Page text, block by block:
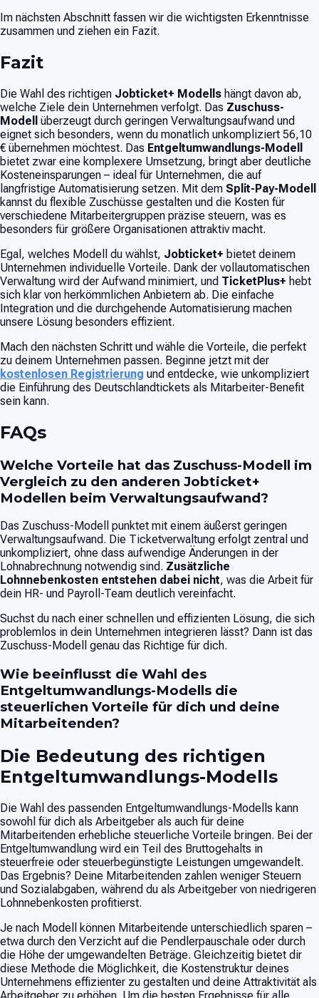
Im nächsten Abschnitt fassen wir die wichtigsten Erkenntnisse
zusammen und ziehen ein Fazit.
Fazit
Die Wahl des richtigen Jobticket+ Modells hängt davon ab,
welche Ziele dein Unternehmen verfolgt. Das Zuschuss-
Modell
überzeugt durch geringen Verwaltungsaufwand und
eignet sich besonders, wenn du monatlich unkompliziert 56,10
€ übernehmen möchtest. Das Entgeltumwandlungs-Modell
bietet zwar eine komplexere Umsetzung, bringt aber deutliche
Kosteneinsparungen – ideal für Unternehmen, die auf
langfristige Automatisierung setzen. Mit dem Split-Pay-Modell
kannst du flexible Zuschüsse gestalten und die Kosten für
verschiedene Mitarbeitergruppen präzise steuern, was es
besonders für größere Organisationen attraktiv macht.
Egal, welches Modell du wählst, Jobticket+ bietet deinem
Unternehmen individuelle Vorteile. Dank der vollautomatischen
Verwaltung wird der Aufwand minimiert, und TicketPlus+ hebt
sich klar von herkömmlichen Anbietern ab. Die einfache
Integration und die durchgehende Automatisierung machen
unsere Lösung besonders effizient.
Mach den nächsten Schritt und wähle die Vorteile, die perfekt
zu deinem Unternehmen passen. Beginne jetzt mit der
kostenlosen Registrierung und entdecke, wie unkompliziert
die Einführung des Deutschlandtickets als Mitarbeiter-Benefit
sein kann.
FAQs
Welche Vorteile hat das Zuschuss-Modell im
Vergleich zu den anderen Jobticket+
Modellen beim Verwaltungsaufwand?
Das Zuschuss-Modell punktet mit einem äußerst geringen
Verwaltungsaufwand. Die Ticketverwaltung erfolgt zentral und
unkompliziert, ohne dass aufwendige Änderungen in der
Lohnabrechnung notwendig sind. Zusätzliche
Lohnnebenkosten entstehen dabei nicht, was die Arbeit für
dein HR- und Payroll-Team deutlich vereinfacht.
Suchst du nach einer schnellen und effizienten Lösung, die sich
problemlos in dein Unternehmen integrieren lässt? Dann ist das
Zuschuss-Modell genau das Richtige für dich.
Wie beeinflusst die Wahl des
Entgeltumwandlungs-Modells die
steuerlichen Vorteile für dich und deine
Mitarbeitenden?
Die Bedeutung des richtigen
Entgeltumwandlungs-Modells
Die Wahl des passenden Entgeltumwandlungs-Modells kann
sowohl für dich als Arbeitgeber als auch für deine
Mitarbeitenden erhebliche steuerliche Vorteile bringen. Bei der
Entgeltumwandlung wird ein Teil des Bruttogehalts in
steuerfreie oder steuerbegünstigte Leistungen umgewandelt.
Das Ergebnis? Deine Mitarbeitenden zahlen weniger Steuern
und Sozialabgaben, während du als Arbeitgeber von niedrigeren
Lohnnebenkosten profitierst.
Je nach Modell können Mitarbeitende unterschiedlich sparen –
etwa durch den Verzicht auf die Pendlerpauschale oder durch
die Höhe der umgewandelten Beträge. Gleichzeitig bietet dir
diese Methode die Möglichkeit, die Kostenstruktur deines
Unternehmens effizienter zu gestalten und deine Attraktivität als